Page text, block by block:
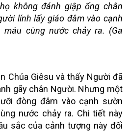
không đánh giập ống chân
lính lấy giáo đâm vào cạnh
cùng nước chảy ra. (Ga
Chúa Giêsu và thấy Người đã
gãy chân Người. Nhưng một
đòng đâm vào cạnh sườn
nước chảy ra. Chi tiết này
sắc của cảnh tượng này đối